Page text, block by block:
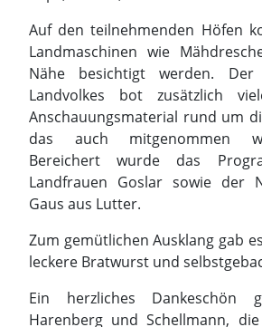
Bereichert wurde das
Landfrauen Goslar sowie der
Gaus aus Lutter.
Zum gemütlichen Ausklang gab
leckere Bratwurst und
Ein herzliches Dankeschön
Harenberg und Schellmann,
großem Engagement gestaltet
tollen Einblick in die regionale
ermöglicht haben.